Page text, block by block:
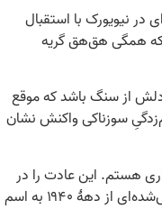
در نیویورک با استقبال
که همگی هق‌هق گریه
دلش از سنگ باشد که موقع
سوزناکی واکنش نشان
هستم. این عادت را در
دهۀ ۱۹۴۰ به اسم